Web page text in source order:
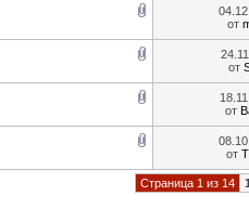
от
от
от
от
Страница 1 из 14 1